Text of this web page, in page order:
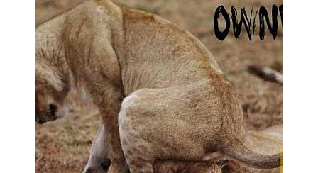
#1173 Csabika|2002-11-18 00:00:00| Válasz
Már a kutyák is félrelépnek? Mik vannak?